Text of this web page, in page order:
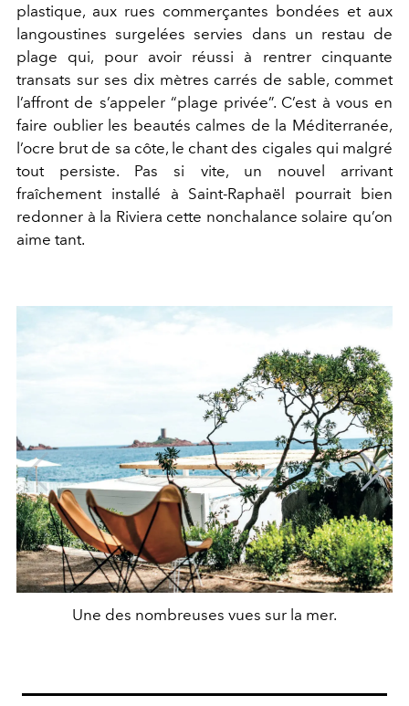
plastique, aux rues commerçantes bondées et aux
langoustines surgelées servies dans un restau de
plage qui, pour avoir réussi à rentrer cinquante
transats sur ses dix mètres carrés de sable, commet
l’affront de s’appeler “plage privée”. C’est à vous en
faire oublier les beautés calmes de la Méditerranée,
l’ocre brut de sa côte, le chant des cigales qui malgré
tout persiste. Pas si vite, un nouvel arrivant
fraîchement installé à Saint-Raphaël pourrait bien
redonner à la Riviera cette nonchalance solaire qu’on
aime tant.
Une des nombreuses vues sur la mer.